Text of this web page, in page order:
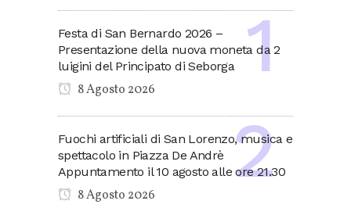
Festa di San Bernardo 2026 –
Presentazione della nuova moneta da 2
luigini del Principato di Seborga
8 Agosto 2026
Fuochi artificiali di San Lorenzo, musica e
spettacolo in Piazza De Andrè
Appuntamento il 10 agosto alle ore 21.30
8 Agosto 2026